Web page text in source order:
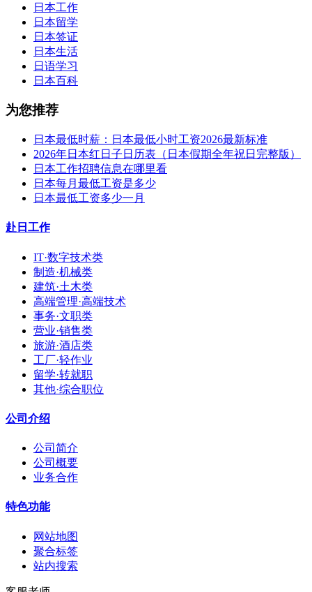
日本工作
日本留学
日本签证
日本生活
日语学习
日本百科
为您推荐
日本最低时薪：日本最低小时工资2026最新标准
2026年日本红日子日历表（日本假期全年祝日完整版）
日本工作招聘信息在哪里看
日本每月最低工资是多少
日本最低工资多少一月
赴日工作
IT·数字技术类
制造·机械类
建筑·土木类
高端管理·高端技术
事务·文职类
营业·销售类
旅游·酒店类
工厂·轻作业
留学·转就职
其他·综合职位
公司介绍
公司简介
公司概要
业务合作
特色功能
网站地图
聚合标签
站内搜索